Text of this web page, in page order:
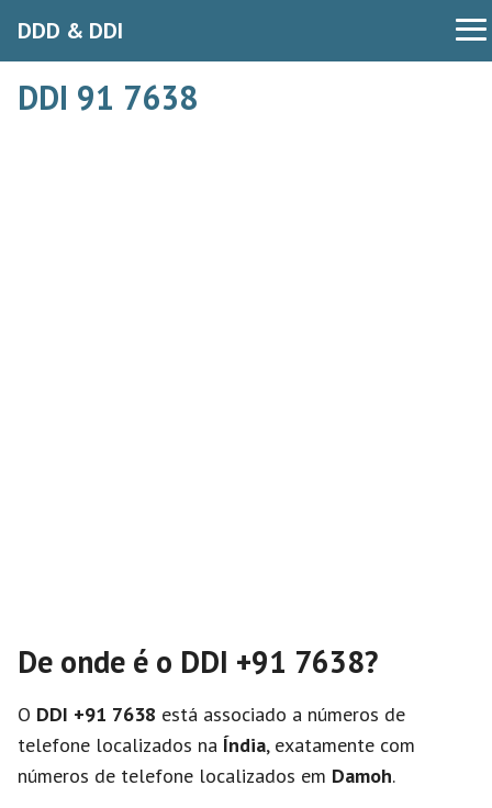
DDD & DDI
DDI 91 7638
De onde é o DDI +91 7638?
O DDI +91 7638 está associado a números de
telefone localizados na Índia, exatamente com
números de telefone localizados em Damoh.